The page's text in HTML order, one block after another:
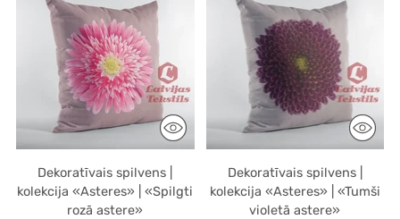
Dekoratīvais spilvens |
kolekcija «Asteres» | «Spilgti
rozā astere»
Dekoratīvais spilvens |
kolekcija «Asteres» | «Tumši
violetā astere»